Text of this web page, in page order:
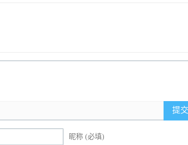
提
昵称 (必填)